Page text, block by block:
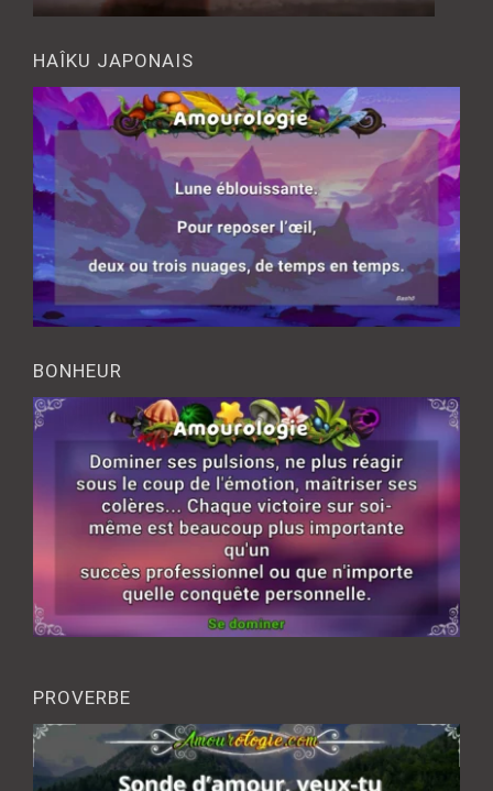
HAÎKU JAPONAIS
BONHEUR
PROVERBE